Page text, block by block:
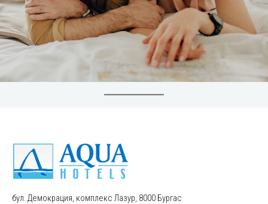
бул. Демокрация, комплекс Лазур, 8000 Бургас